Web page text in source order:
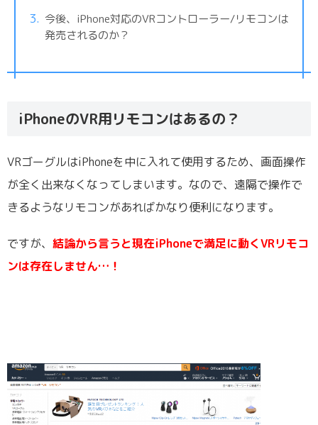
今後、iPhone対応のVRコントローラー/リモコンは
発売されるのか？
iPhoneのVR用リモコンはあるの？
VRゴーグルはiPhoneを中に入れて使用するため、画面操作
が全く出来なくなってしまいます。なので、遠隔で操作で
きるようなリモコンがあればかなり便利になります。
ですが、 結論から言うと現在iPhoneで満足に動くVRリモコ
ンは存在しません…！